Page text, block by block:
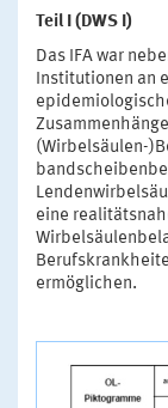
Teil I (DWS I)
Das IFA war
Institutionen an
(Wirbelsäulen-
eine
ermöglichen.